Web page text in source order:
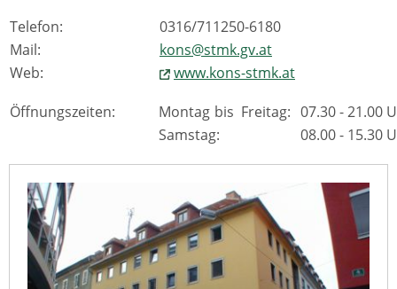
Telefon:
0316/711250-6180
Mail:
kons@stmk.gv.at
Web:
www.kons-stmk.at
Öffnungszeiten:
Montag bis Freitag: 07.30 - 21.00
Samstag:
08.00 - 15.30